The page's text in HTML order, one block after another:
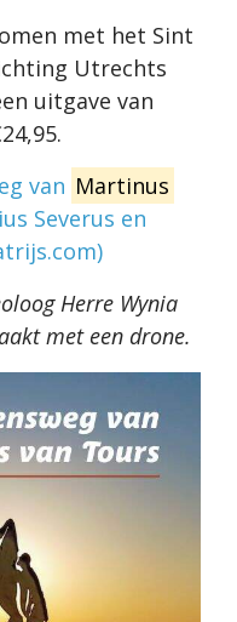
met het Sint
Utrechts
uitgave van
van Martinus
Severus en
Herre Wynia
met een drone.